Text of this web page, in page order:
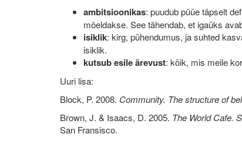
ambitsioonikas: puudub püüe täpselt
mõeldakse. See tähendab, et igaüks
isiklik: kirg, pühendumus, ja suhted
isiklik.
kutsub esile ärevust: kõik, mis meile
Uuri lisa:
Block, P. 2008. Community. The structure of
Brown, J. & Isaacs, D. 2005. The World Cafe.
San Fransisco.